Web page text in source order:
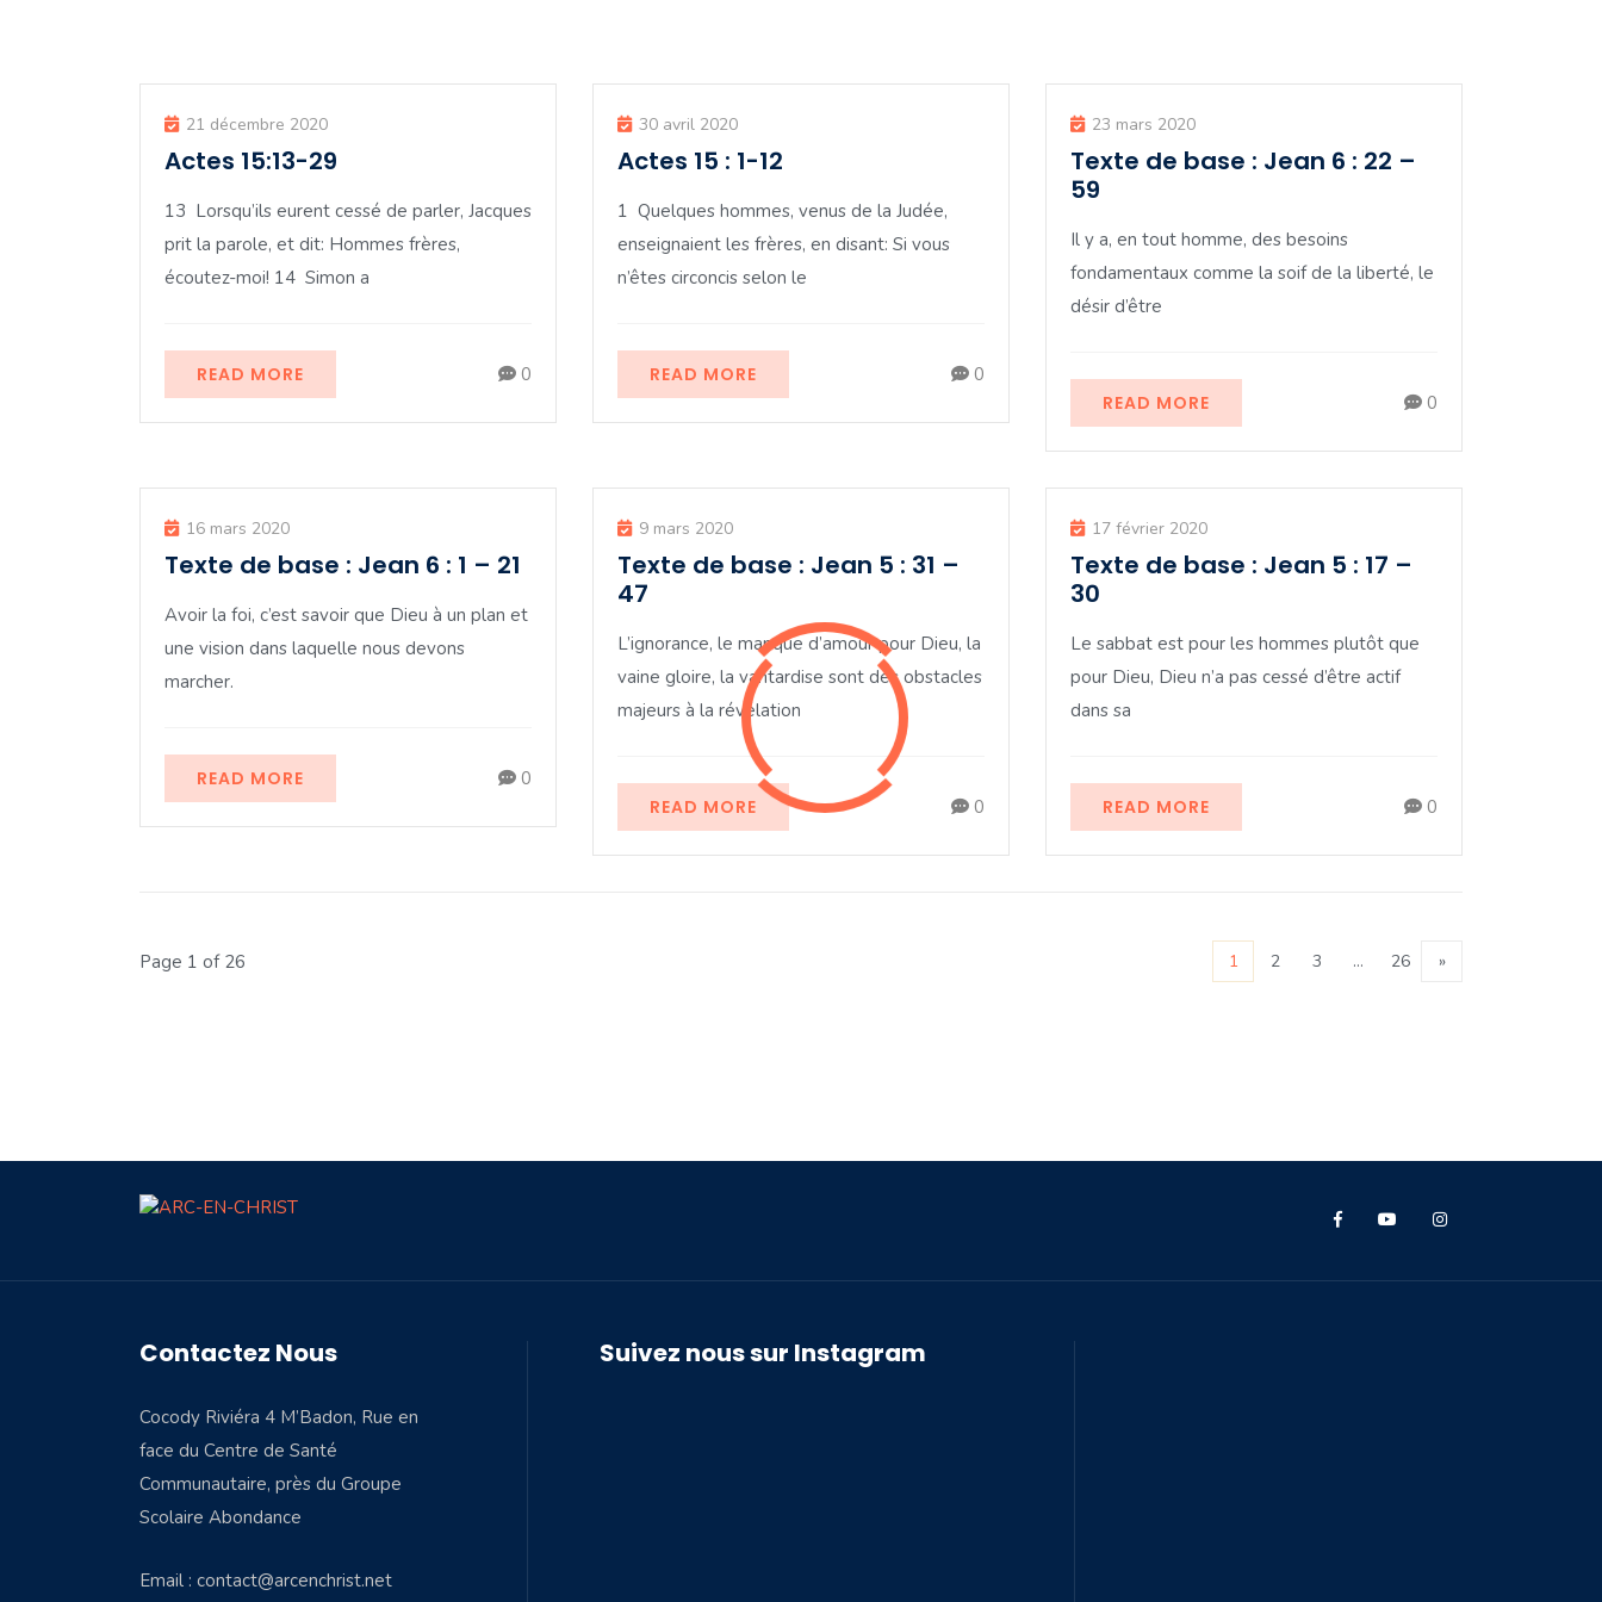
21 décembre 2020
Actes 15:13-29
13 Lorsqu’ils eurent cessé de parler, Jacques
prit la parole, et dit: Hommes frères,
écoutez-moi! 14 Simon a
READ MORE 0
30 avril 2020
Actes 15 : 1-12
1 Quelques hommes, venus de la Judée,
enseignaient les frères, en disant: Si vous
n’êtes circoncis selon le
READ MORE 0
23 mars 2020
Texte de base : Jean 6 : 22 –
59
Il y a, en tout homme, des besoins
fondamentaux comme la soif de la liberté, le
désir d’être
READ MORE 0
16 mars 2020
Texte de base : Jean 6 : 1 – 21
Avoir la foi, c’est savoir que Dieu à un plan et
une vision dans laquelle nous devons
marcher.
READ MORE 0
9 mars 2020
Texte de base : Jean 5 : 31 –
47
L’ignorance, le manque d’amour pour Dieu, la
vaine gloire, la vantardise sont des obstacles
majeurs à la révélation
READ MORE 0
17 février 2020
Texte de base : Jean 5 : 17 –
30
Le sabbat est pour les hommes plutôt que
pour Dieu, Dieu n’a pas cessé d’être actif
dans sa
READ MORE 0
Page 1 of 26 1 2 3 … 26 »
Contactez Nous
Cocody Riviéra 4 M’Badon, Rue en
face du Centre de Santé
Communautaire, près du Groupe
Scolaire Abondance
Email : contact@arcenchrist.net
Suivez nous sur Instagram